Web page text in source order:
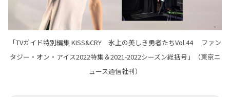
「TVガイド特別編集 KISS&CRY 氷上の美しき勇者たちVol.44 ファン
タジー・オン・アイス2022特集＆2021-2022シーズン総括号」（東京ニ
ュース通信社刊）